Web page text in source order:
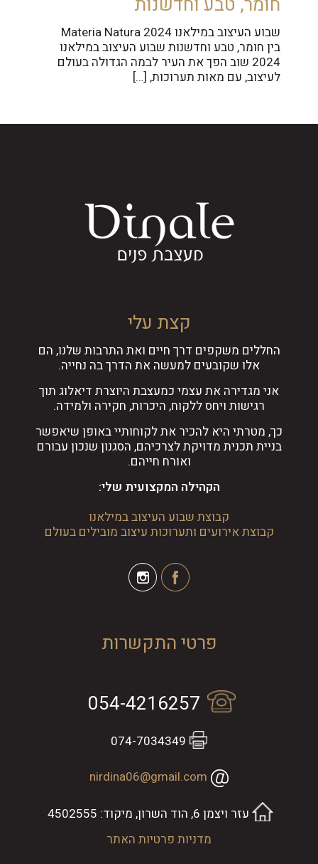
בין חומר, טבע וחדשנות שבוע העיצוב במילאנו
2024 שוב הפך את העיר לבמה הגדולה בעולם
לעיצוב, עם מאות תערוכות, […]
קצת עלי
החללים משקפים דרך חיים ואת התרבות שלנו, הם
אלו שקובעים למעשה את הדרך בה נחייה.
אני מגדירה את עצמי כמעצבת היוצרת דיאלוג תוך
רגישות ויחס ללקוח, היכרות, חקירה ולמידה.
כך, מטרתי היא להכיר את לקוחותיי באופן שיאפשר
בניית תכנית מדויקת לצרכיהם, הסגנון שנכון עבורם
ואורח חייהם.
הקהילה המקצועית שלי:
קבוצת שבוע העיצוב במילאנו
קבוצת אירועים ותערוכות עיצוב מובילים בעולם
פרטי התקשרות
054-4216257
074-7034349
nirdina06@gmail.com
עזר ויצמן 6, הוד השרון, מיקוד: 4502555
מדניות פרטיות האתר